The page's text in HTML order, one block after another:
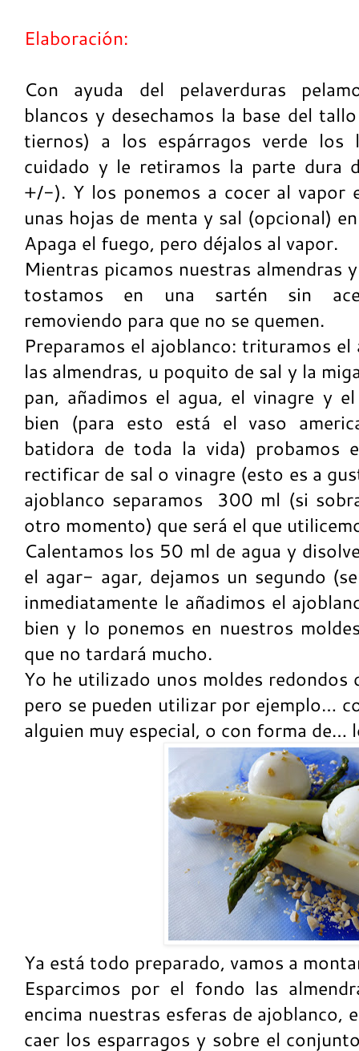
Elaboración:
Con ayuda del pelaverduras
blancos y desechamos la base del
tiernos) a los espárragos verde los
cuidado y le retiramos la parte dura
+/­-). Y los ponemos a cocer al vapor
unas hojas de menta y sal (opcional)
Apaga el fuego, pero déjalos al vapor.
Mientras picamos nuestras almendras
tostamos en una sartén sin
removiendo para que no se quemen.
Preparamos el ajoblanco: trituramos el
las almendras, u poquito de sal y la
pan, añadimos el agua, el vinagre y
bien (para esto está el vaso
batidora de toda la vida) probamos
rectificar de sal o vinagre (esto es a
ajoblanco separamos 300 ml (si
otro momento) que será el que
Calentamos los 50 ml de agua y
el agar- agar, dejamos un segundo
inmediatamente le añadimos el
bien y lo ponemos en nuestros
que no tardará mucho.
Yo he utilizado unos moldes redondos
pero se pueden utilizar por ejemplo…
alguien muy especial, o con forma de…
Ya está todo preparado, vamos a
Esparcimos por el fondo las
encima nuestras esferas de ajoblanco,
caer los esparragos y sobre el